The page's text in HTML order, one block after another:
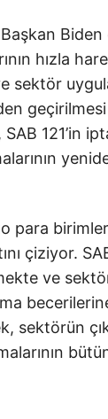
hızla
sektör
geçirilmesi
121’in
para
çiziyor.
ve
sektörün